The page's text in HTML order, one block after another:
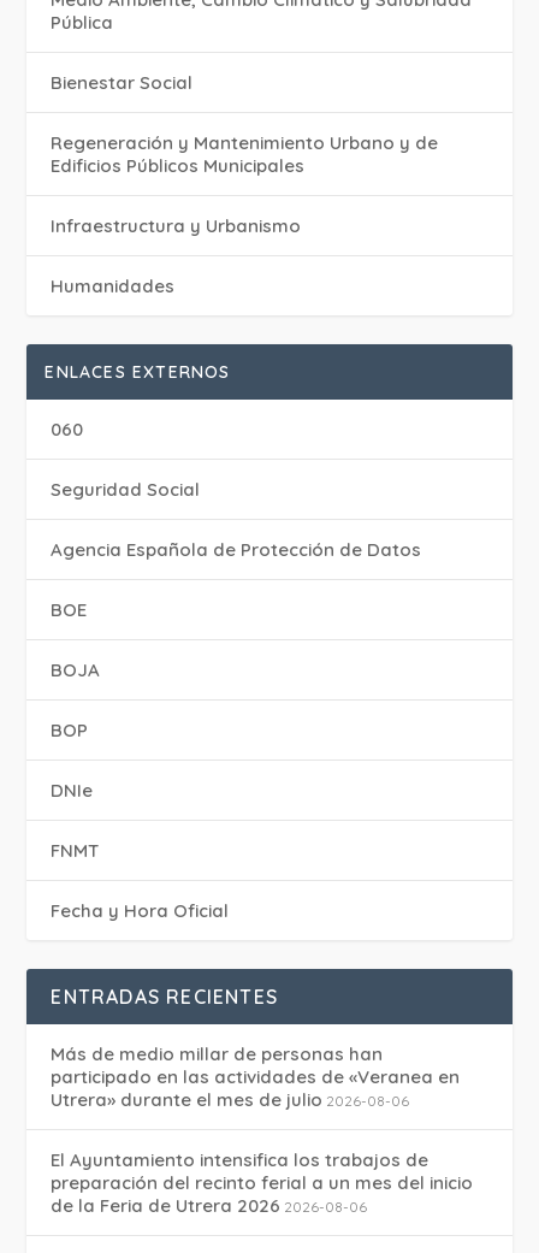
Pública
Bienestar Social
Regeneración y Mantenimiento Urbano y de
Edificios Públicos Municipales
Infraestructura y Urbanismo
Humanidades
ENLACES EXTERNOS
060
Seguridad Social
Agencia Española de Protección de Datos
BOE
BOJA
BOP
DNIe
FNMT
Fecha y Hora Oficial
ENTRADAS RECIENTES
Más de medio millar de personas han
participado en las actividades de «Veranea en
Utrera» durante el mes de julio 2026-08-06
El Ayuntamiento intensifica los trabajos de
preparación del recinto ferial a un mes del inicio
de la Feria de Utrera 2026 2026-08-06